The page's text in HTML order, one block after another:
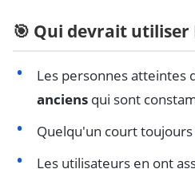
🎯 Qui devrait utiliser
Les personnes atteintes
anciensqui sont
Quelqu'un court
Les utilisateurs en ont